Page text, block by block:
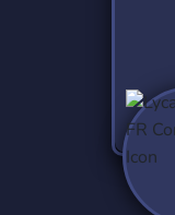
Twitch
359 Servers
YouTube
850 Servers